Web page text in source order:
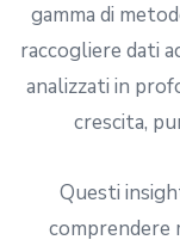
gamma di
raccogliere dati
analizzati in
crescita,
Questi